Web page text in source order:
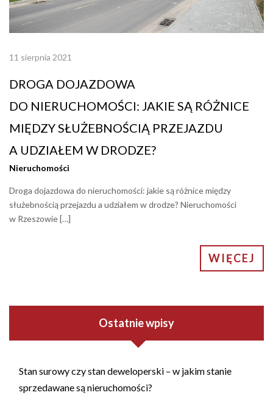
11 sierpnia 2021
DROGA DOJAZDOWA
DO NIERUCHOMOŚCI: JAKIE SĄ RÓŻNICE
MIĘDZY SŁUŻEBNOŚCIĄ PRZEJAZDU
A UDZIAŁEM W DRODZE?
Nieruchomości
Droga dojazdowa do nieruchomości: jakie są różnice między
służebnością przejazdu a udziałem w drodze? Nieruchomości
w Rzeszowie […]
WIĘCEJ
Ostatnie wpisy
Stan surowy czy stan deweloperski – w jakim stanie
sprzedawane są nieruchomości?